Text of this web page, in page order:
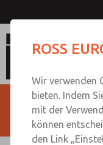
ROSS
Wir verwenden
bieten. Indem
mit der
können
den Link